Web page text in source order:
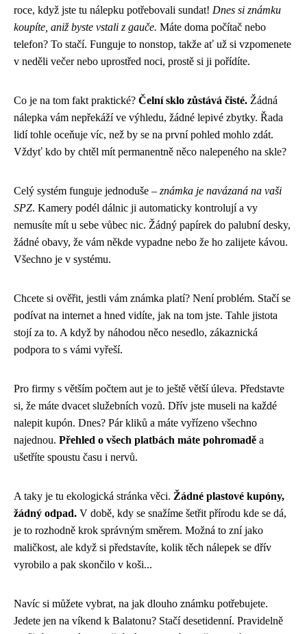
roce, když jste tu nálepku potřebovali sundat! Dnes si známku
koupíte, aniž byste vstali z gauče. Máte doma počítač nebo
telefon? To stačí. Funguje to nonstop, takže ať už si vzpomenete
v neděli večer nebo uprostřed noci, prostě si ji pořídíte.
Co je na tom fakt praktické? Čelní sklo zůstává čisté. Žádná
nálepka vám nepřekáží ve výhledu, žádné lepivé zbytky. Řada
lidí tohle oceňuje víc, než by se na první pohled mohlo zdát.
Vždyť kdo by chtěl mít permanentně něco nalepeného na skle?
Celý systém funguje jednoduše – známka je navázaná na vaši
SPZ. Kamery podél dálnic ji automaticky kontrolují a vy
nemusíte mít u sebe vůbec nic. Žádný papírek do palubní desky,
žádné obavy, že vám někde vypadne nebo že ho zalijete kávou.
Všechno je v systému.
Chcete si ověřit, jestli vám známka platí? Není problém. Stačí se
podívat na internet a hned vidíte, jak na tom jste. Tahle jistota
stojí za to. A když by náhodou něco nesedlo, zákaznická
podpora to s vámi vyřeší.
Pro firmy s větším počtem aut je to ještě větší úleva. Představte
si, že máte dvacet služebních vozů. Dřív jste museli na každé
nalepit kupón. Dnes? Pár kliků a máte vyřízeno všechno
najednou. Přehled o všech platbách máte pohromadě a
ušetříte spoustu času i nervů.
A taky je tu ekologická stránka věci. Žádné plastové kupóny,
žádný odpad. V době, kdy se snažíme šetřit přírodu kde se dá,
je to rozhodně krok správným směrem. Možná to zní jako
maličkost, ale když si představíte, kolik těch nálepek se dřív
vyrobilo a pak skončilo v koši...
Navíc si můžete vybrat, na jak dlouho známku potřebujete.
Jedete jen na víkend k Balatonu? Stačí desetidenní. Pravidelně